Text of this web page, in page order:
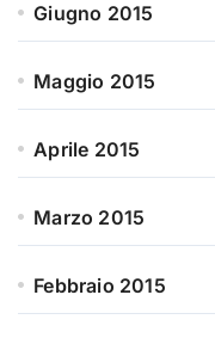
Giugno 2015
Maggio 2015
Aprile 2015
Marzo 2015
Febbraio 2015